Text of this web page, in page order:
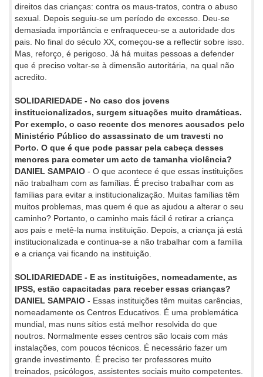
direitos das crianças: contra os maus-tratos, contra o abuso
sexual. Depois seguiu-se um período de excesso. Deu-se
demasiada importância e enfraqueceu-se a autoridade dos
pais. No final do século XX, começou-se a reflectir sobre isso.
Mas, reforço, é perigoso. Já há muitas pessoas a defender
que é preciso voltar-se à dimensão autoritária, na qual não
acredito.
SOLIDARIEDADE - No caso dos jovens
institucionalizados, surgem situações muito dramáticas.
Por exemplo, o caso recente dos menores acusados pelo
Ministério Público do assassinato de um travesti no
Porto. O que é que pode passar pela cabeça desses
menores para cometer um acto de tamanha violência?
DANIEL SAMPAIO - O que acontece é que essas instituições
não trabalham com as famílias. É preciso trabalhar com as
famílias para evitar a institucionalização. Muitas famílias têm
muitos problemas, mas quem é que as ajudou a alterar o seu
caminho? Portanto, o caminho mais fácil é retirar a criança
aos pais e metê-la numa instituição. Depois, a criança já está
institucionalizada e continua-se a não trabalhar com a família
e a criança vai ficando na instituição.
SOLIDARIEDADE - E as instituições, nomeadamente, as
IPSS, estão capacitadas para receber essas crianças?
DANIEL SAMPAIO - Essas instituições têm muitas carências,
nomeadamente os Centros Educativos. É uma problemática
mundial, mas nuns sítios está melhor resolvida do que
noutros. Normalmente esses centros são locais com más
instalações, com poucos técnicos. É necessário fazer um
grande investimento. É preciso ter professores muito
treinados, psicólogos, assistentes sociais muito competentes.